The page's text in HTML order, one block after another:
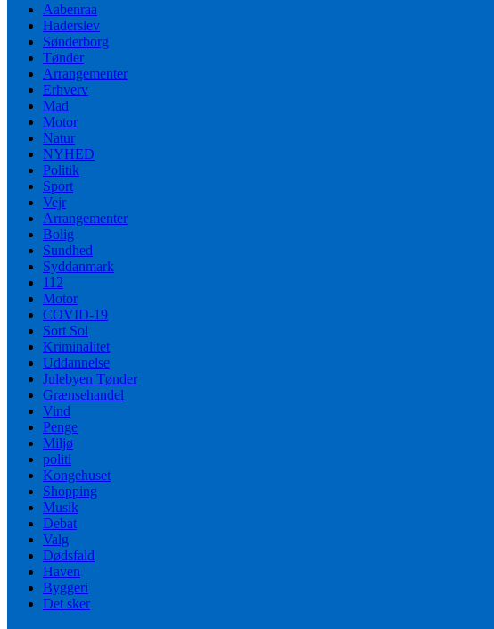
Aabenraa
Haderslev
Sønderborg
Tønder
Arrangementer
Erhverv
Mad
Motor
Natur
NYHED
Politik
Sport
Vejr
Arrangementer
Bolig
Sundhed
Syddanmark
112
Motor
COVID-19
Sort Sol
Kriminalitet
Uddannelse
Julebyen Tønder
Grænsehandel
Vind
Penge
Miljø
politi
Kongehuset
Shopping
Musik
Debat
Valg
Dødsfald
Haven
Byggeri
Det sker